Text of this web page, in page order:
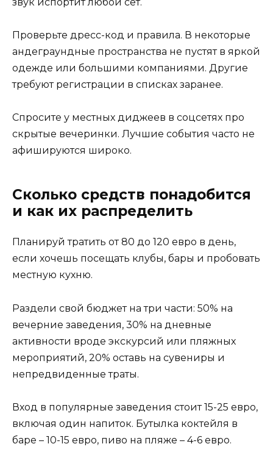
Проверьте дресс-код и правила. В некоторые
андеграундные пространства не пустят в яркой
одежде или большими компаниями. Другие
требуют регистрации в списках заранее.
Спросите у местных диджеев в соцсетях про
скрытые вечеринки. Лучшие события часто не
афишируются широко.
Сколько средств понадобится
и как их распределить
Планируй тратить от 80 до 120 евро в день,
если хочешь посещать клубы, бары и пробовать
местную кухню.
Раздели свой бюджет на три части: 50% на
вечерние заведения, 30% на дневные
активности вроде экскурсий или пляжных
мероприятий, 20% оставь на сувениры и
непредвиденные траты.
Вход в популярные заведения стоит 15-25 евро,
включая один напиток. Бутылка коктейля в
баре – 10-15 евро, пиво на пляже – 4-6 евро.